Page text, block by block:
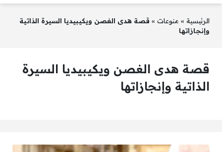
الرئيسية » منوعات » قصة هدى الغصن ويكيبيديا السيرة الذاتية
وإنجازاتها
قصة هدى الغصن ويكيبيديا السيرة
الذاتية وإنجازاتها